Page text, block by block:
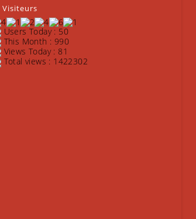
Visiteurs
Users Today : 50
This Month : 990
Views Today : 81
Total views : 1422302